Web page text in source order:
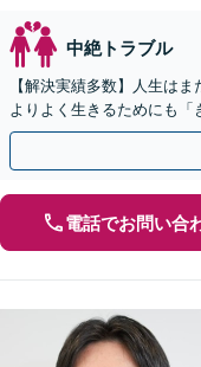
中絶トラブル
【解決実績多数】人生は
よりよく生きるためにも「
電話でお問い合